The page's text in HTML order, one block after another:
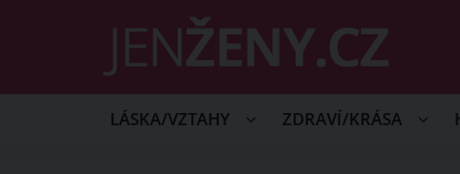
LÁSKA/VZTAHY ZDRAVÍ/KRÁSA